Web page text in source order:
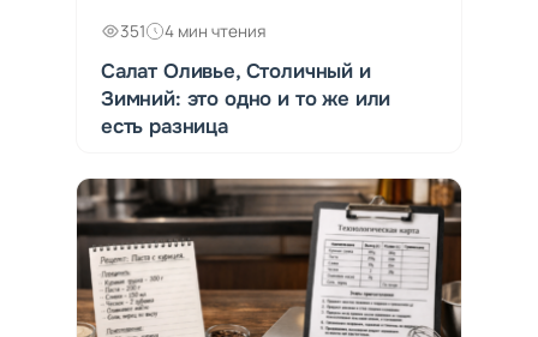
351 4 мин чтения
Салат Оливье, Столичный и
Зимний: это одно и то же или
есть разница